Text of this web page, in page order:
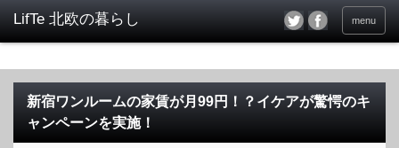
menu
新宿ワンルームの家賃が月99円！？イケアが驚愕のキ
ャンペーンを実施！